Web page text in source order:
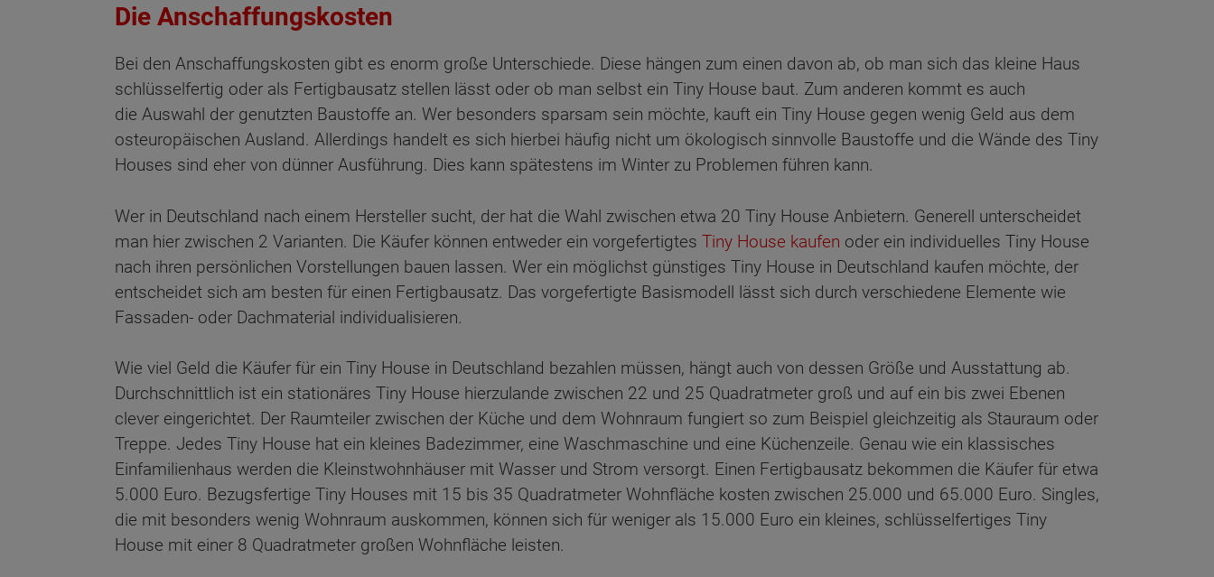
Die Anschaffungskosten
Bei den Anschaffungskosten gibt es enorm große Unterschiede. Diese hängen zum einen davon ab, ob man sich das kleine Haus
schlüsselfertig oder als Fertigbausatz stellen lässt oder ob man selbst ein Tiny House baut. Zum anderen kommt es auch
die Auswahl der genutzten Baustoffe an. Wer besonders sparsam sein möchte, kauft ein Tiny House gegen wenig Geld aus dem
osteuropäischen Ausland. Allerdings handelt es sich hierbei häufig nicht um ökologisch sinnvolle Baustoffe und die Wände des Tiny
Houses sind eher von dünner Ausführung. Dies kann spätestens im Winter zu Problemen führen kann.
Wer in Deutschland nach einem Hersteller sucht, der hat die Wahl zwischen etwa 20 Tiny House Anbietern. Generell unterscheidet
man hier zwischen 2 Varianten. Die Käufer können entweder ein vorgefertigtes Tiny House kaufen oder ein individuelles Tiny House
nach ihren persönlichen Vorstellungen bauen lassen. Wer ein möglichst günstiges Tiny House in Deutschland kaufen möchte, der
entscheidet sich am besten für einen Fertigbausatz. Das vorgefertigte Basismodell lässt sich durch verschiedene Elemente wie
Fassaden- oder Dachmaterial individualisieren.
Wie viel Geld die Käufer für ein Tiny House in Deutschland bezahlen müssen, hängt auch von dessen Größe und Ausstattung ab.
Durchschnittlich ist ein stationäres Tiny House hierzulande zwischen 22 und 25 Quadratmeter groß und auf ein bis zwei Ebenen
clever eingerichtet. Der Raumteiler zwischen der Küche und dem Wohnraum fungiert so zum Beispiel gleichzeitig als Stauraum oder
Treppe. Jedes Tiny House hat ein kleines Badezimmer, eine Waschmaschine und eine Küchenzeile. Genau wie ein klassisches
Einfamilienhaus werden die Kleinstwohnhäuser mit Wasser und Strom versorgt. Einen Fertigbausatz bekommen die Käufer für etwa
5.000 Euro. Bezugsfertige Tiny Houses mit 15 bis 35 Quadratmeter Wohnfläche kosten zwischen 25.000 und 65.000 Euro. Singles,
die mit besonders wenig Wohnraum auskommen, können sich für weniger als 15.000 Euro ein kleines, schlüsselfertiges Tiny
House mit einer 8 Quadratmeter großen Wohnfläche leisten.